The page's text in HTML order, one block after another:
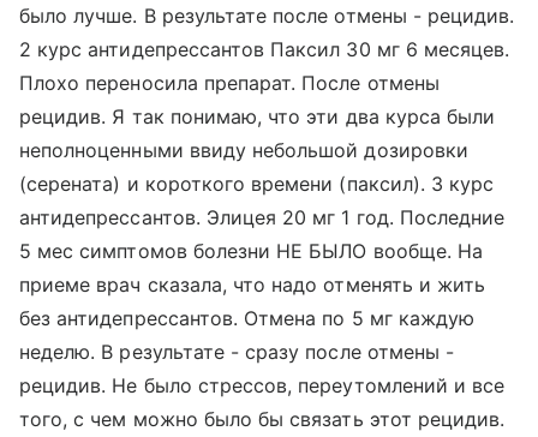
было лучше. В результате после отмены - рецидив.
2 курс антидепрессантов Паксил 30 мг 6 месяцев.
Плохо переносила препарат. После отмены
рецидив. Я так понимаю, что эти два курса были
неполноценными ввиду небольшой дозировки
(серената) и короткого времени (паксил). 3 курс
антидепрессантов. Элицея 20 мг 1 год. Последние
5 мес симптомов болезни НЕ БЫЛО вообще. На
приеме врач сказала, что надо отменять и жить
без антидепрессантов. Отмена по 5 мг каждую
неделю. В результате - сразу после отмены -
рецидив. Не было стрессов, переутомлений и все
того, с чем можно было бы связать этот рецидив.